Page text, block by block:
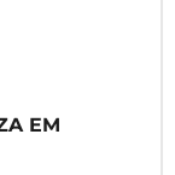
EM